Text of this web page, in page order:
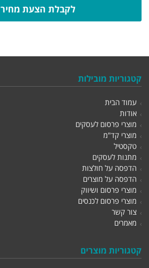
לקבלת הצעת מחיר
קטגוריות מובילות
עמוד הבית
אודות
מוצרי פרסום לעסקים
מוצרי קד"מ
טקסטיל
מתנות לעסקים
הדפסה על חולצות
הדפסה על מוצרים
מוצרי פרסום ושיווק
מוצרי פרסום לכנסים
צור קשר
מאמרים
קטגוריות מוצרים